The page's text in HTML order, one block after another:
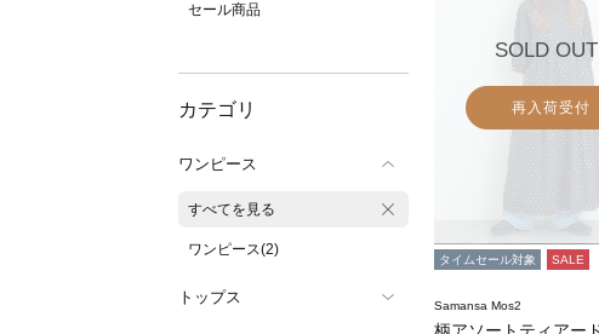
セール商品
カテゴリ
ワンピース
すべてを見る
ワンピース(2)
トップス
SOLD OUT
再入荷受付
タイムセール対象 SALE
Samansa Mos2